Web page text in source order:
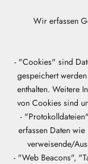
Wir erfassen
- "Cookies" sind
gespeichert
enthalten. Weitere
von Cookies sind
-
erfassen Daten wie
verweisende/
- "Web Beacons",